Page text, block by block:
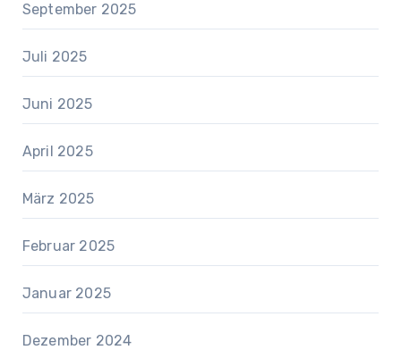
September 2025
Juli 2025
Juni 2025
April 2025
März 2025
Februar 2025
Januar 2025
Dezember 2024